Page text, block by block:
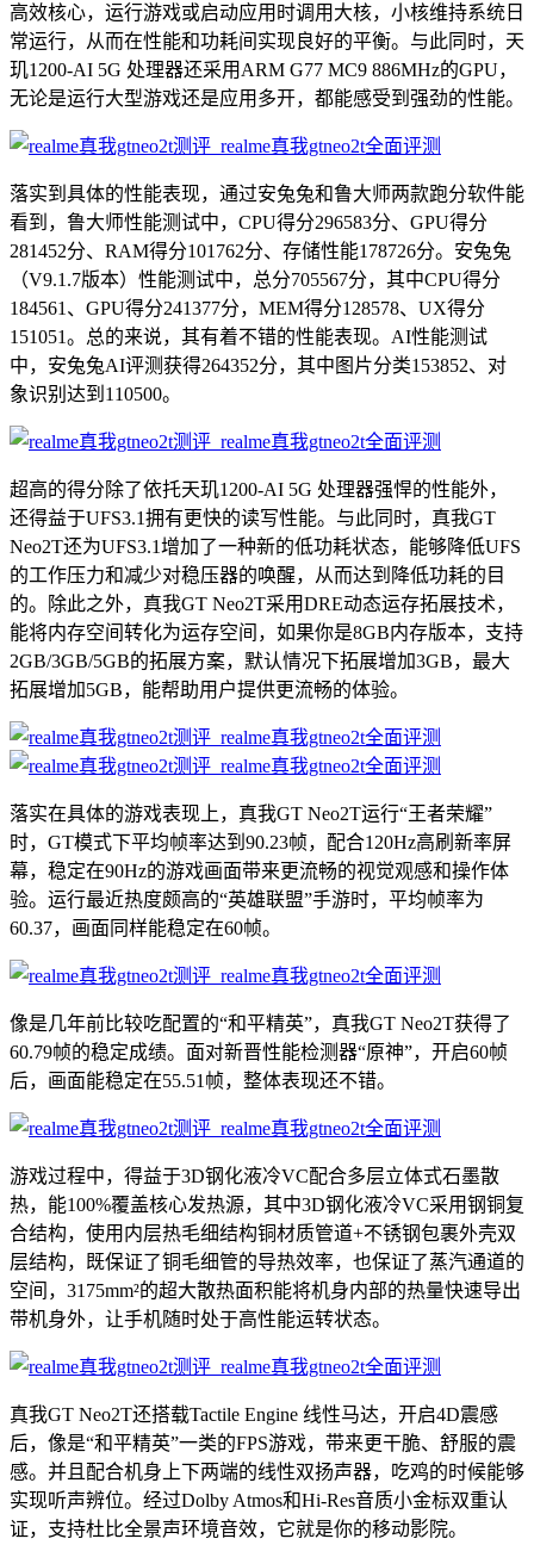
高效核心，运行游戏或启动应用时调用大核，小核维持系统日
常运行，从而在性能和功耗间实现良好的平衡。与此同时，天
玑1200-AI 5G 处理器还采用ARM G77 MC9 886MHz的GPU，
无论是运行大型游戏还是应用多开，都能感受到强劲的性能。
落实到具体的性能表现，通过安兔兔和鲁大师两款跑分软件能
看到，鲁大师性能测试中，CPU得分296583分、GPU得分
281452分、RAM得分101762分、存储性能178726分。安兔兔
（V9.1.7版本）性能测试中，总分705567分，其中CPU得分
184561、GPU得分241377分，MEM得分128578、UX得分
151051。总的来说，其有着不错的性能表现。AI性能测试
中，安兔兔AI评测获得264352分，其中图片分类153852、对
象识别达到110500。
超高的得分除了依托天玑1200-AI 5G 处理器强悍的性能外，
还得益于UFS3.1拥有更快的读写性能。与此同时，真我GT
Neo2T还为UFS3.1增加了一种新的低功耗状态，能够降低UFS
的工作压力和减少对稳压器的唤醒，从而达到降低功耗的目
的。除此之外，真我GT Neo2T采用DRE动态运存拓展技术，
能将内存空间转化为运存空间，如果你是8GB内存版本，支持
2GB/3GB/5GB的拓展方案，默认情况下拓展增加3GB，最大
拓展增加5GB，能帮助用户提供更流畅的体验。
落实在具体的游戏表现上，真我GT Neo2T运行“王者荣耀”
时，GT模式下平均帧率达到90.23帧，配合120Hz高刷新率屏
幕，稳定在90Hz的游戏画面带来更流畅的视觉观感和操作体
验。运行最近热度颇高的“英雄联盟”手游时，平均帧率为
60.37，画面同样能稳定在60帧。
像是几年前比较吃配置的“和平精英”，真我GT Neo2T获得了
60.79帧的稳定成绩。面对新晋性能检测器“原神”，开启60帧
后，画面能稳定在55.51帧，整体表现还不错。
游戏过程中，得益于3D钢化液冷VC配合多层立体式石墨散
热，能100%覆盖核心发热源，其中3D钢化液冷VC采用钢铜复
合结构，使用内层热毛细结构铜材质管道+不锈钢包裹外壳双
层结构，既保证了铜毛细管的导热效率，也保证了蒸汽通道的
空间，3175mm²的超大散热面积能将机身内部的热量快速导出
带机身外，让手机随时处于高性能运转状态。
真我GT Neo2T还搭载Tactile Engine 线性马达，开启4D震感
后，像是“和平精英”一类的FPS游戏，带来更干脆、舒服的震
感。并且配合机身上下两端的线性双扬声器，吃鸡的时候能够
实现听声辨位。经过Dolby Atmos和Hi-Res音质小金标双重认
证，支持杜比全景声环境音效，它就是你的移动影院。